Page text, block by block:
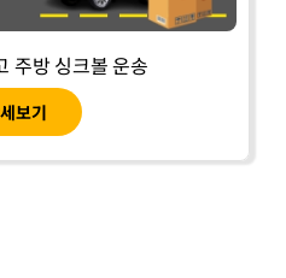
주방 싱크볼 운송
보기